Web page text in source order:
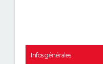
Infos générales